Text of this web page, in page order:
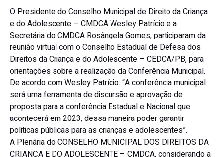
O Presidente do Conselho Municipal de Direito da Criança
e do Adolescente – CMDCA Wesley Patrício e a
Secretária do CMDCA Rosângela Gomes, participaram da
reunião virtual com o Conselho Estadual de Defesa dos
Direitos da Criança e do Adolescente – CEDCA/PB, para
orientações sobre a realização da Conferência Municipal.
De acordo com Wesley Patrício: “A conferência municipal
será uma ferramenta de discursão e aprovação de
proposta para a conferência Estadual e Nacional que
acontecerá em 2023, dessa maneira poder garantir
politicas públicas para as crianças e adolescentes”.
A Plenária do CONSELHO MUNICIPAL DOS DIREITOS DA
CRIANÇA E DO ADOLESCENTE – CMDCA, considerando a